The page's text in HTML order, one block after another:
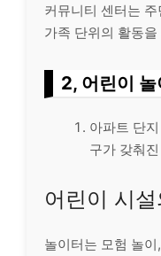
커뮤니티 센터는
가족 단위의 활동
2, 어린이 놀
아파트 단
구가 갖춰
어린이 시
놀이터는 모험 놀